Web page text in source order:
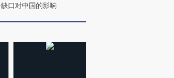
摇头丸 尿检体内含3种
口对中国的影响